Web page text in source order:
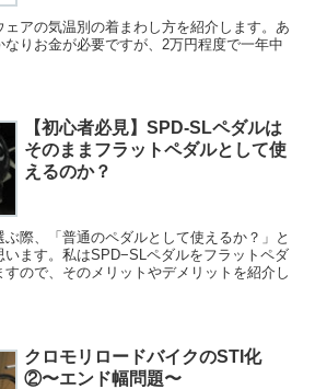
アの気温別の着まわし方を紹介します。あ
りお金が必要ですが、2万円程度で一年中
【初心者必見】SPD-SLペダルは
そのままフラットペダルとして使
えるのか？
際、「普通のペダルとして使えるか？」と
います。私はSPD−SLペダルをフラットペダ
ので、そのメリットやデメリットを紹介し
クロモリロードバイクのSTI化
②〜エンド幅問題〜